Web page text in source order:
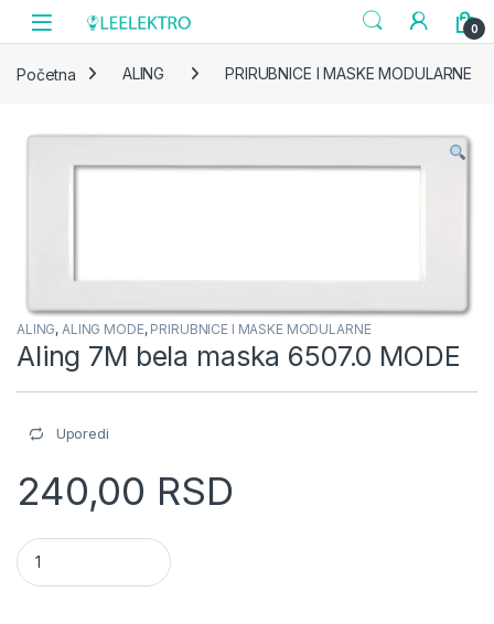
Skip to navigation
Skip to content
0
Početna ALING PRIRUBNICE I MASKE MODULARNE
ALING,ALING MODE, PRIRUBNICE I MASKE MODULARNE
Aling 7M bela maska 6507.0 MODE
Uporedi
240,00 RSD
Aling 7M bela maska 6507.0 MODE quantity